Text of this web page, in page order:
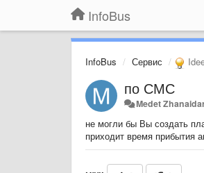
InfoBus
InfoBus Сервис
по СМС
Medet
не могли бы Вы создать
приходит время прибытия